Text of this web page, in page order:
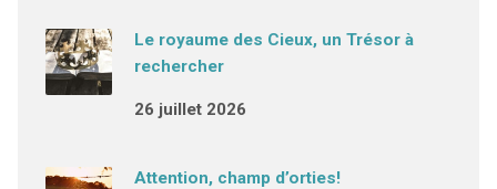
Le royaume des Cieux, un Trésor à
rechercher
26 juillet 2026
Attention, champ d’orties!